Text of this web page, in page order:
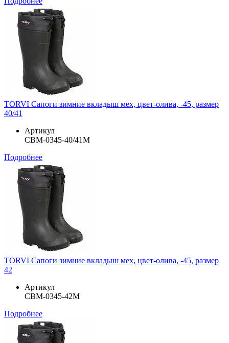
TORVI Сапоги зимние вкладыш мех, цвет-олива, -45, размер
40/41
Артикул
СВМ-0345-40/41М
Подробнее
TORVI Сапоги зимние вкладыш мех, цвет-олива, -45, размер
42
Артикул
СВМ-0345-42М
Подробнее